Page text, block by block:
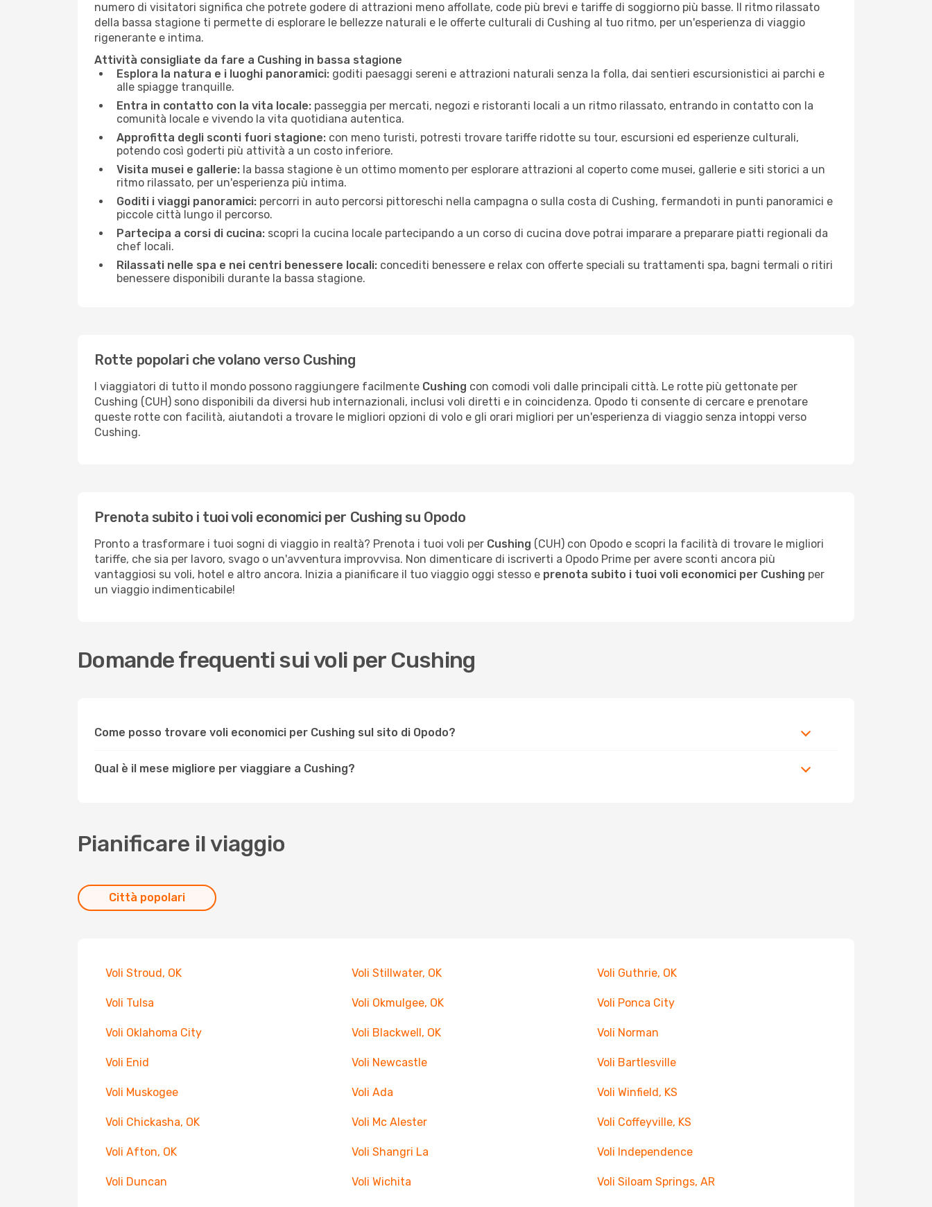
numero di visitatori significa che potrete godere di attrazioni meno affollate, code più brevi e tariffe di soggiorno più basse. Il ritmo rilassato
della bassa stagione ti permette di esplorare le bellezze naturali e le offerte culturali di Cushing al tuo ritmo, per un'esperienza di viaggio
rigenerante e intima.
Attività consigliate da fare a Cushing in bassa stagione
Esplora la natura e i luoghi panoramici: goditi paesaggi sereni e attrazioni naturali senza la folla, dai sentieri escursionistici ai parchi e
alle spiagge tranquille.
Entra in contatto con la vita locale: passeggia per mercati, negozi e ristoranti locali a un ritmo rilassato, entrando in contatto con la
comunità locale e vivendo la vita quotidiana autentica.
Approfitta degli sconti fuori stagione: con meno turisti, potresti trovare tariffe ridotte su tour, escursioni ed esperienze culturali,
potendo così goderti più attività a un costo inferiore.
Visita musei e gallerie: la bassa stagione è un ottimo momento per esplorare attrazioni al coperto come musei, gallerie e siti storici a un
ritmo rilassato, per un'esperienza più intima.
Goditi i viaggi panoramici: percorri in auto percorsi pittoreschi nella campagna o sulla costa di Cushing, fermandoti in ​​punti panoramici e
piccole città lungo il percorso.
Partecipa a corsi di cucina: scopri la cucina locale partecipando a un corso di cucina dove potrai imparare a preparare piatti regionali da
chef locali.
Rilassati nelle spa e nei centri benessere locali: concediti benessere e relax con offerte speciali su trattamenti spa, bagni termali o ritiri
benessere disponibili durante la bassa stagione.
Rotte popolari che volano verso Cushing
I viaggiatori di tutto il mondo possono raggiungere facilmente Cushing con comodi voli dalle principali città. Le rotte più gettonate per
Cushing (CUH) sono disponibili da diversi hub internazionali, inclusi voli diretti e in coincidenza. Opodo ti consente di cercare e prenotare
queste rotte con facilità, aiutandoti a trovare le migliori opzioni di volo e gli orari migliori per un'esperienza di viaggio senza intoppi verso
Cushing.
Prenota subito i tuoi voli economici per Cushing su Opodo
Pronto a trasformare i tuoi sogni di viaggio in realtà? Prenota i tuoi voli per Cushing (CUH) con Opodo e scopri la facilità di trovare le migliori
tariffe, che sia per lavoro, svago o un'avventura improvvisa. Non dimenticare di iscriverti a Opodo Prime per avere sconti ancora più
vantaggiosi su voli, hotel e altro ancora. Inizia a pianificare il tuo viaggio oggi stesso e prenota subito i tuoi voli economici per Cushing per
un viaggio indimenticabile!
Domande frequenti sui voli per Cushing
Come posso trovare voli economici per Cushing sul sito di Opodo?
Qual è il mese migliore per viaggiare a Cushing?
Pianificare il viaggio
Città popolari
Voli Stroud, OK Voli Stillwater, OK Voli Guthrie, OK
Voli Tulsa Voli Okmulgee, OK Voli Ponca City
Voli Oklahoma City Voli Blackwell, OK Voli Norman
Voli Enid Voli Newcastle Voli Bartlesville
Voli Muskogee Voli Ada Voli Winfield, KS
Voli Chickasha, OK Voli Mc Alester Voli Coffeyville, KS
Voli Afton, OK Voli Shangri La Voli Independence
Voli Duncan Voli Wichita Voli Siloam Springs, AR